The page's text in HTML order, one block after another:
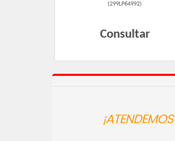
(299LP64992)
Consultar
¡ATENDEMOS